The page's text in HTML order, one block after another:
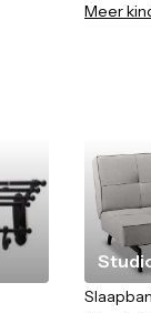
Meer